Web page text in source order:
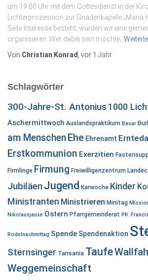
um 19.00 Uhr mit dem Gottesdienst in der
Lichterprozession zur Gnadenkapelle „Maria
Seite Interesse besteht, würden wir eine
organisieren. Wer dabei sein möchte,
Von Christian Konrad , vor 1 Jahr
Schlagwörter
300-Jahre-St. Antonius1000
Aschermittwoch Auslandspraktikum Basar
am MenschenEhe Ehrenamt
Erstkommunion Exerzitien
Firmlinge Firmung Freiwilligenzentrum
JubiläenJugend Karwoche Kinder
Ministranten Ministrieren Minitag
Nikolausjause Ostern Pfarrgemeinderat Pfr. Francis
Rodelnachmittag Spende Spendenaktion
Sternsinger Tansania Taufe
Weggemeinschaft